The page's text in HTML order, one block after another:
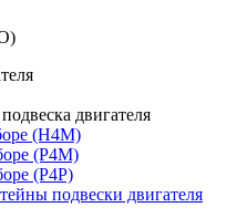
двигателя
(H4M)
(P4M)
(P4P)
подвески двигателя